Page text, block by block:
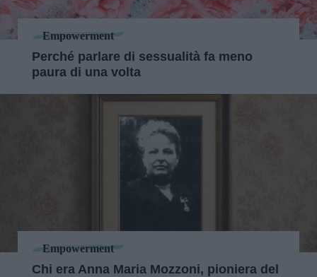
Empowerment
Perché parlare di sessualità fa meno
paura di una volta
Empowerment
Chi era Anna Maria Mozzoni, pioniera del